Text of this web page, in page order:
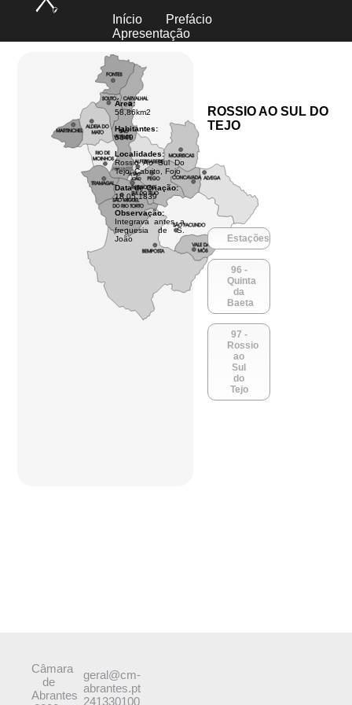
Início
Prefácio
Apresentação
Parte 1
Área:
58,86km2
Habitantes:
5649
Localidades:
Rossio Ao Sul Do
Tejo, Cabrito, Fojo
Data de Criação:
18.05.1839
Observação:
Integrava antes a
freguesia de S.
João
ROSSIO AO SUL DO
TEJO
Estações
96 -
Quinta
da
Baeta
97 -
Rossio
ao
Sul
do
Tejo
Câmara
de
Abrantes
geral@cm-
abrantes.pt
241330100